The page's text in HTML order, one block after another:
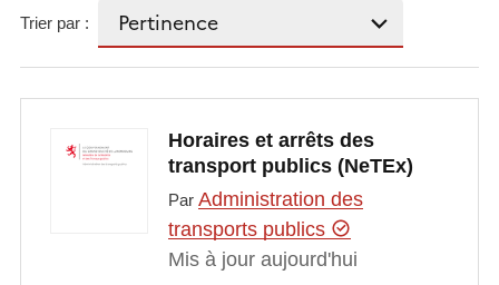
Trier par :
Horaires et arrêts des
transport publics (NeTEx)
Par Administration des
transports publics
Mis à jour aujourd'hui